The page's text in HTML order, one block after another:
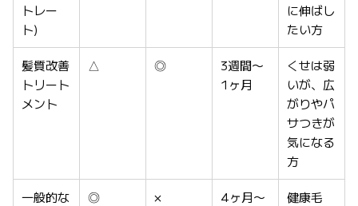
トレー
ト)
に伸ばし
たい方
髪質改善
トリート
メント
△ ◎
3週間〜
1ヶ月
くせは弱
いが、広
がりやパ
サつきが
気になる
方
一般的な
◎ ×
4ヶ月〜
健康毛